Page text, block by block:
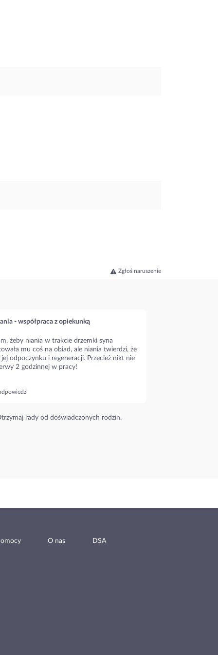
Zgłoś naruszenie
- współpraca z opiekunką
żeby niania w trakcie drzemki syna
mu coś na obiad, ale niania twierdzi, że
odpoczynku i regeneracji. Przecież nikt nie
2 godzinnej w pracy!
rady od doświadczonych rodzin.
O nas DSA